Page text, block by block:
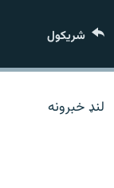
شريکول
لنډ خبرونه